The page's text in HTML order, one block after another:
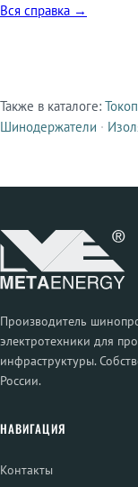
Вся справка →
Смежные
Также в каталоге:
Шинодержатели ·
Производитель
электротехники для
инфраструктуры.
России.
НАВИГАЦИЯ
Контакты